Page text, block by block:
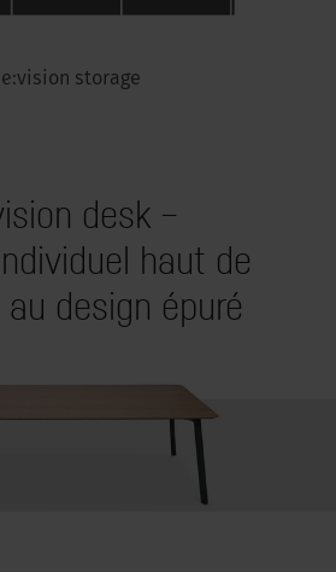
storage
desk –
haut de
design épuré